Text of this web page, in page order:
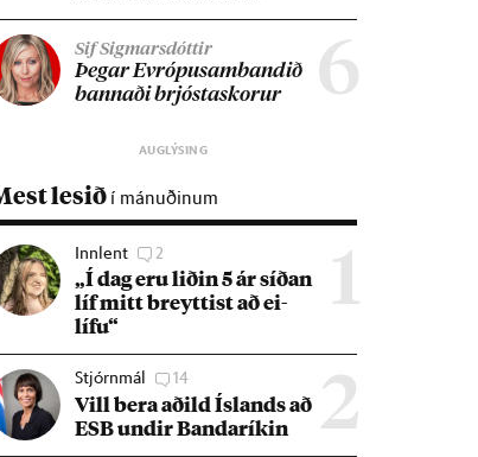
6
Sif Sigmarsdóttir
Þeg­ar Evr­ópu­sam­band­ið
bann­aði brjósta­skor­ur
lesið í mánuðinum
1
Innlent 2
„Í dag eru lið­in 5 ár síð­an
líf mitt breytt­ist að ei­
lífu“
2
Stjórnmál 14
Vill bera að­ild Ís­lands að
ESB und­ir Banda­rík­in